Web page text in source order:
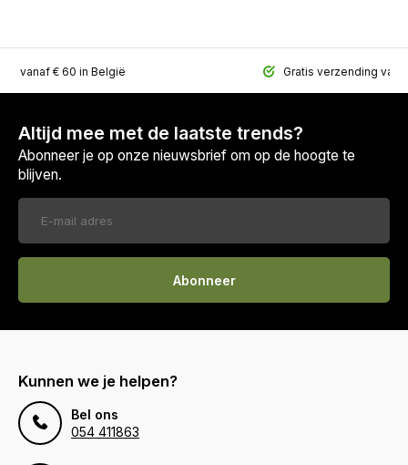
vanaf € 60 in België Gratis verzending
Altijd mee met de laatste trends?
Abonneer je op onze nieuwsbrief om op de hoogte te
blijven.
Abonneer
Kunnen we je helpen?
Bel ons
054 411863